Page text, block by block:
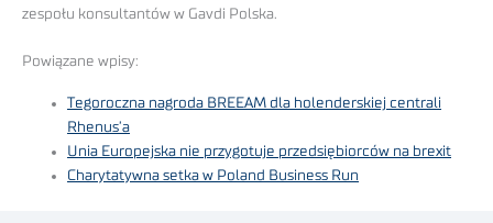
zespołu konsultantów w Gavdi Polska.
Powiązane wpisy:
Tegoroczna nagroda BREEAM dla holenderskiej centrali
Rhenus’a
Unia Europejska nie przygotuje przedsiębiorców na brexit
Charytatywna setka w Poland Business Run